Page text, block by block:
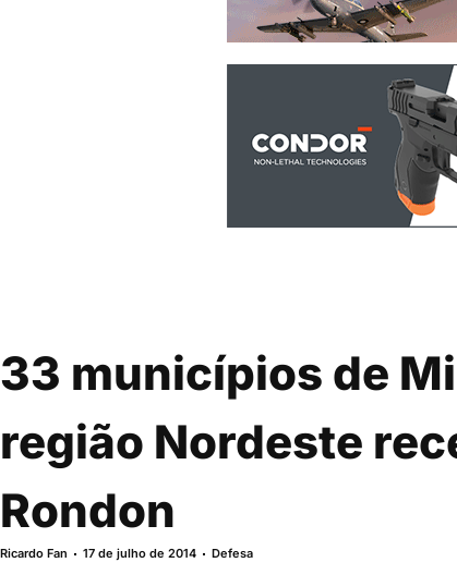
33 municípios de
região Nordeste
Rondon
Ricardo Fan 17 de julho de 2014 Defesa